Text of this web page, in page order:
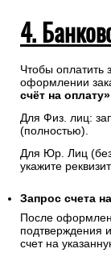
случаев,
4.
Чтобы оплатить
оформлении
счёт на оплату»
Для Физ. лиц:
(полностью).
Для Юр. Лиц
Запрос счета